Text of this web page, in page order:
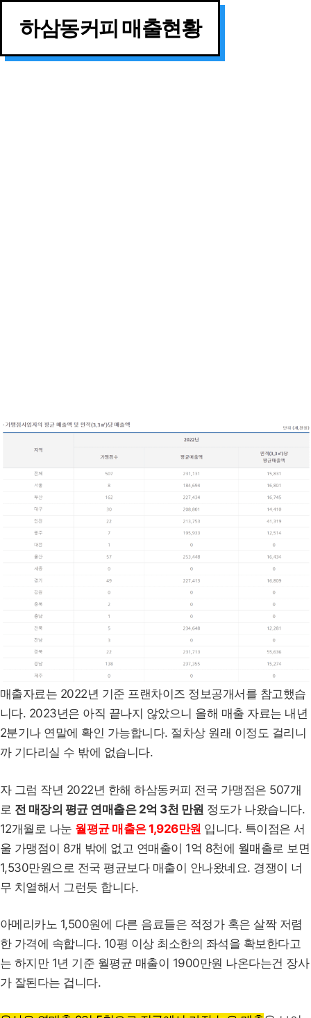
하삼동커피 매출현황
매출자료는 2022년 기준 프랜차이즈 정보공개서를 참고했습
니다. 2023년은 아직 끝나지 않았으니 올해 매출 자료는 내년
2분기나 연말에 확인 가능합니다. 절차상 원래 이정도 걸리니
까 기다리실 수 밖에 없습니다.
자 그럼 작년 2022년 한해 하삼동커피 전국 가맹점은 507개
로 전 매장의 평균 연매출은 2억 3천 만원 정도가 나왔습니다.
12개월로 나눈 월평균 매출은 1,926만원 입니다. 특이점은 서
울 가맹점이 8개 밖에 없고 연매출이 1억 8천에 월매출로 보면
1,530만원으로 전국 평균보다 매출이 안나왔네요. 경쟁이 너
무 치열해서 그런듯 합니다.
아메리카노 1,500원에 다른 음료들은 적정가 혹은 살짝 저렴
한 가격에 속합니다. 10평 이상 최소한의 좌석을 확보한다고
는 하지만 1년 기준 월평균 매출이 1900만원 나온다는건 장사
가 잘된다는 겁니다.